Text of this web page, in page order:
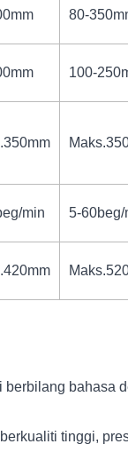
80-
100-
min 5-60beg/
berbilang bahasa
tinggi,